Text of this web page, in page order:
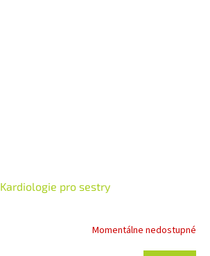
Kardiologie pro sestry
Momentálne nedostupné